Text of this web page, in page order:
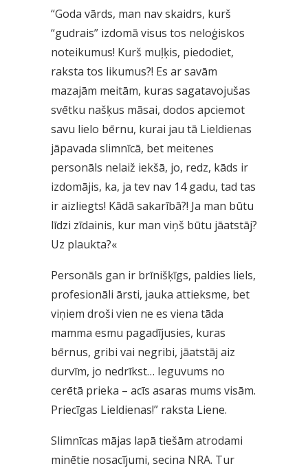
“Goda vārds, man nav skaidrs, kurš
“gudrais” izdomā visus tos neloģiskos
noteikumus! Kurš muļķis, piedodiet,
raksta tos likumus?! Es ar savām
mazajām meitām, kuras sagatavojušas
svētku našķus māsai, dodos apciemot
savu lielo bērnu, kurai jau tā Lieldienas
jāpavada slimnīcā, bet meitenes
personāls nelaiž iekšā, jo, redz, kāds ir
izdomājis, ka, ja tev nav 14 gadu, tad tas
ir aizliegts! Kādā sakarībā?! Ja man būtu
līdzi zīdainis, kur man viņš būtu jāatstāj?
Uz plaukta?«
Personāls gan ir brīnišķīgs, paldies liels,
profesionāli ārsti, jauka attieksme, bet
viņiem droši vien ne es viena tāda
mamma esmu pagadījusies, kuras
bērnus, gribi vai negribi, jāatstāj aiz
durvīm, jo nedrīkst… Ieguvums no
cerētā prieka – acīs asaras mums visām.
Priecīgas Lieldienas!” raksta Liene.
Slimnīcas mājas lapā tiešām atrodami
minētie nosacījumi, secina NRA. Tur